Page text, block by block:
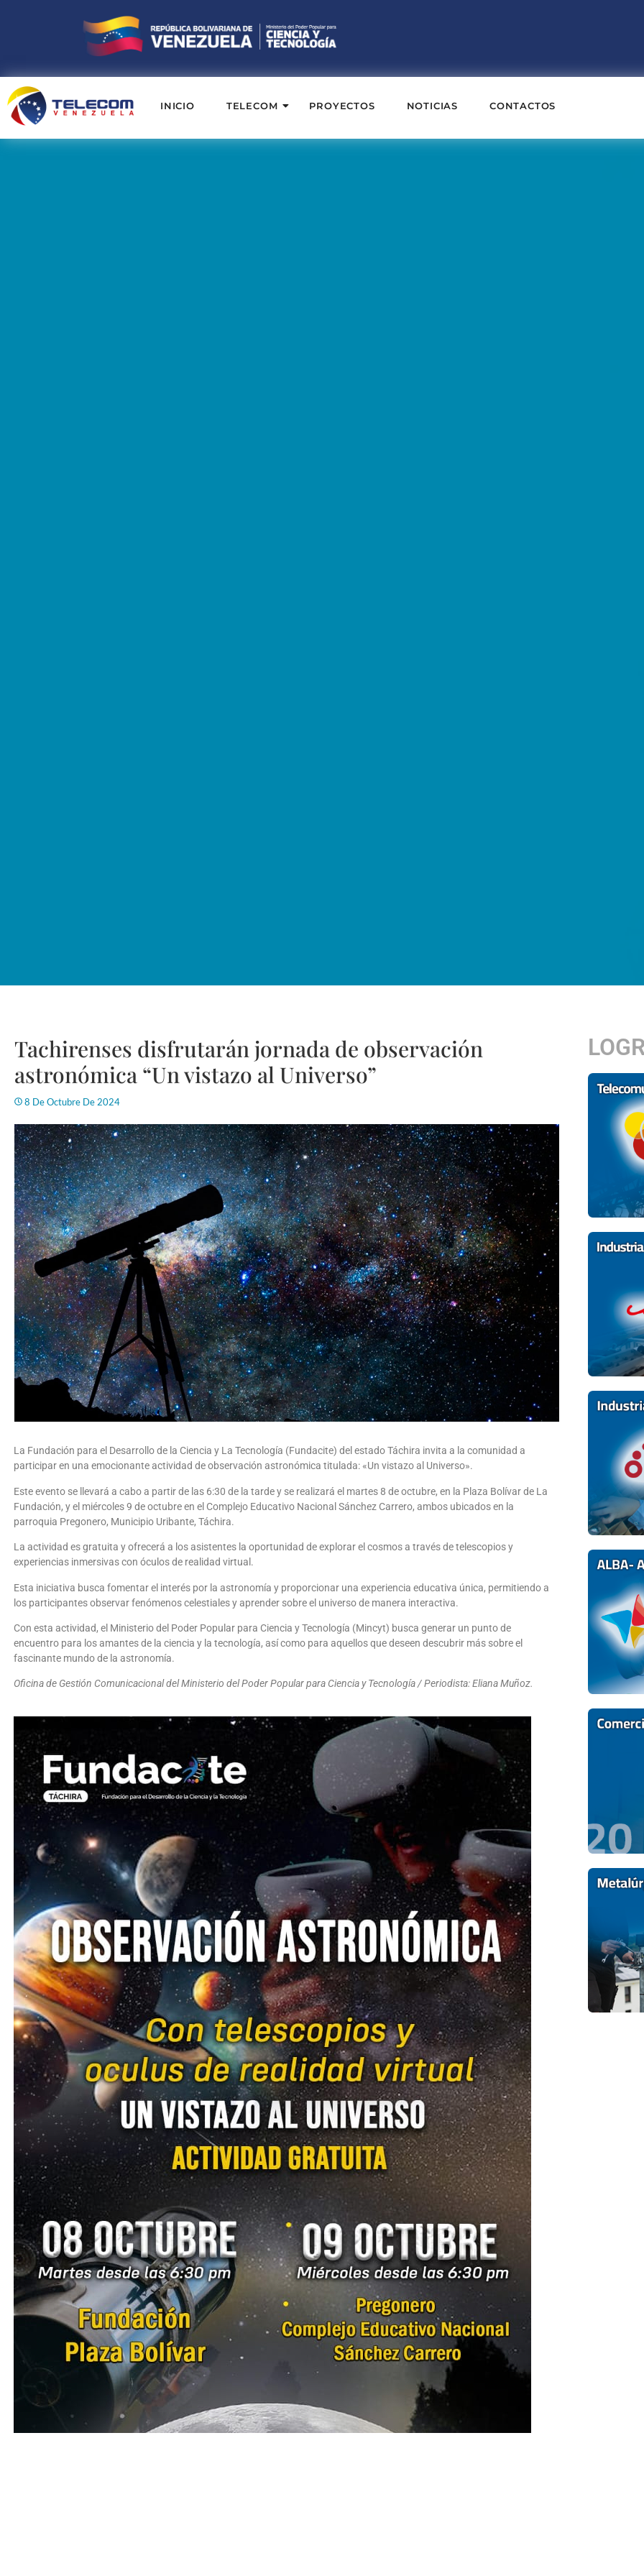
INICIO TELECOM PROYECTOS NOTICIAS CONTACTOS
Tachirenses disfrutarán jornada de observación
astronómica “Un vistazo al Universo”
8 De Octubre De 2024
La Fundación para el Desarrollo de la Ciencia y La Tecnología (Fundacite) del estado Táchira invita a la comunidad a
participar en una emocionante actividad de observación astronómica titulada: «Un vistazo al Universo».
Este evento se llevará a cabo a partir de las 6:30 de la tarde y se realizará el martes 8 de octubre, en la Plaza Bolívar de La
Fundación, y el miércoles 9 de octubre en el Complejo Educativo Nacional Sánchez Carrero, ambos ubicados en la
parroquia Pregonero, Municipio Uribante, Táchira.
La actividad es gratuita y ofrecerá a los asistentes la oportunidad de explorar el cosmos a través de telescopios y
experiencias inmersivas con óculos de realidad virtual.
Esta iniciativa busca fomentar el interés por la astronomía y proporcionar una experiencia educativa única, permitiendo a
los participantes observar fenómenos celestiales y aprender sobre el universo de manera interactiva.
Con esta actividad, el Ministerio del Poder Popular para Ciencia y Tecnología (Mincyt) busca generar un punto de
encuentro para los amantes de la ciencia y la tecnología, así como para aquellos que deseen descubrir más sobre el
fascinante mundo de la astronomía.
Oficina de Gestión Comunicacional del Ministerio del Poder Popular para Ciencia y Tecnología / Periodista: Eliana Muñoz.